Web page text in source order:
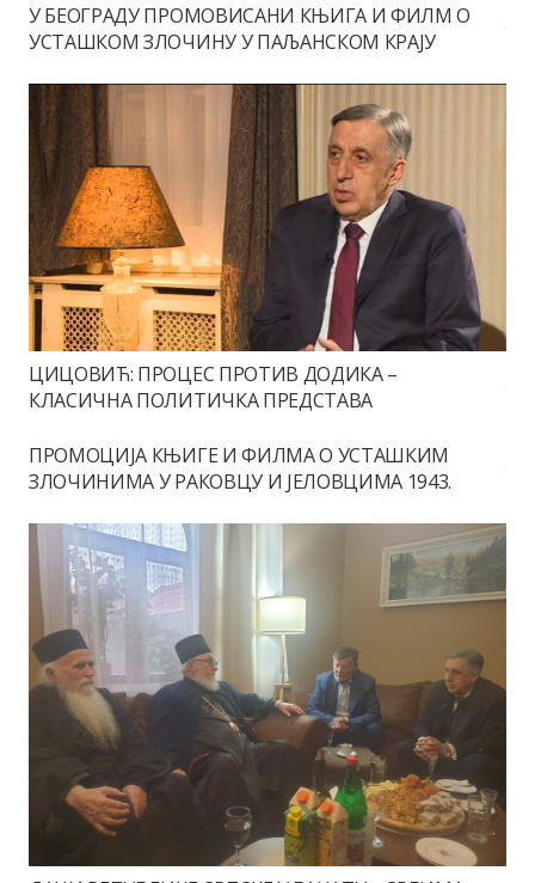
У БЕОГРАДУ ПРОМОВИСАНИ КЊИГА И ФИЛМ О
УСТАШКОМ ЗЛОЧИНУ У ПАЉАНСКОМ КРАЈУ
ЦИЦОВИЋ: ПРОЦЕС ПРОТИВ ДОДИКА –
КЛАСИЧНА ПОЛИТИЧКА ПРЕДСТАВА
ПРОМОЦИЈА КЊИГЕ И ФИЛМА О УСТАШКИМ
ЗЛОЧИНИМА У РАКОВЦУ И ЈЕЛОВЦИМА 1943.